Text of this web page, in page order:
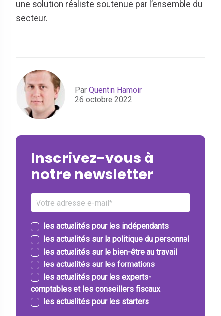
une solution réaliste soutenue par l’ensemble du
secteur.
Par Quentin Hamoir
26 octobre 2022
Inscrivez-vous à
notre newsletter
les actualités pour les indépendants
les actualités sur la politique du personnel
les actualités sur le bien-être au travail
les actualités sur les formations
les actualités pour les experts-
comptables et les conseillers fiscaux
les actualités pour les starters